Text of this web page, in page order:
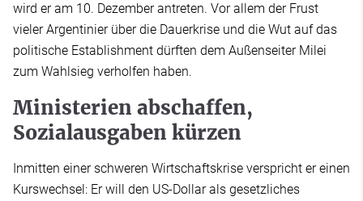
wird er am 10. Dezember antreten. Vor allem der Frust
vieler Argentinier über die Dauerkrise und die Wut auf das
politische Establishment dürften dem Außenseiter Milei
zum Wahlsieg verholfen haben.
Ministerien abschaffen,
Sozialausgaben kürzen
Inmitten einer schweren Wirtschaftskrise verspricht er einen
Kurswechsel: Er will den US-Dollar als gesetzliches